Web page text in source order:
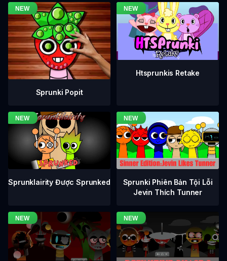
Sprunki Popit
Htsprunkis Retake
Sprunklairity Được Sprunked
Sprunki Phiên Bản Tội Lỗi
Jevin Thích Tunner